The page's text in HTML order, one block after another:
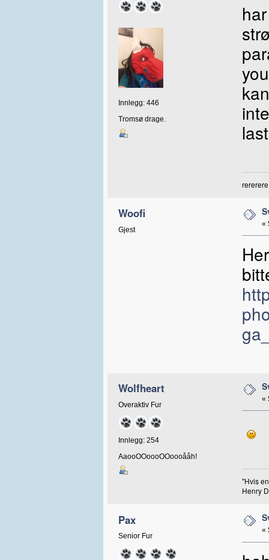
Innlegg: 446
Tromsø drage.
Woofi
Gjest
«
Wolfheart
Overaktiv Fur
Innlegg: 254
AaooOOoooOOoooååh!
«
"Hvis
Henry
Pax
Senior Fur
«